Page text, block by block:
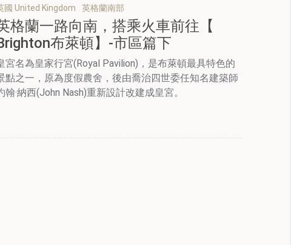
國 United Kingdom 英格蘭南部
格蘭一路向南，搭乘火車前往【
布萊頓】-市區篇下
宮名為皇家行宮(Royal Pavilion)，是布萊頓最具特色的
點之一，原為度假農舍，後由喬治四世委任知名建築師
翰·納西(John Nash)重新設計改建成皇宮。